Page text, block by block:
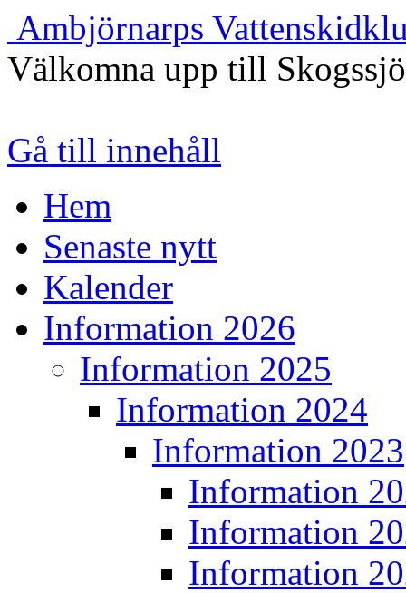
Ambjörnarps
Välkomna upp till
Gå till innehåll
Hem
Senaste nytt
Kalender
Information 2026
Information 2025
Information 2024
Information 2023
Information
Information
Information